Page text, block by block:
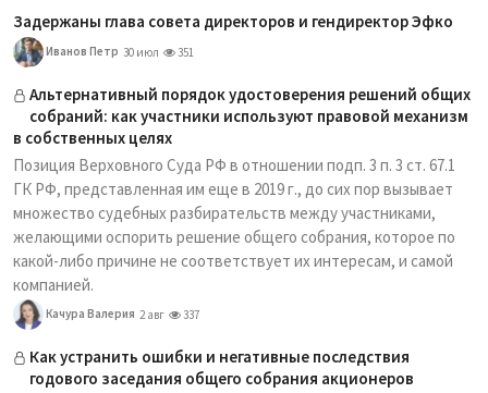
Задержаны глава совета директоров и гендиректор Эфко
Иванов Петр 30 июл 351
Альтернативный порядок удостоверения решений общих
собраний: как участники используют правовой механизм
в собственных целях
Позиция Верховного Суда РФ в отношении подп. 3 п. 3 ст. 67.1
ГК РФ, представленная им еще в 2019 г., до сих пор вызывает
множество судебных разбирательств между участниками,
желающими оспорить решение общего собрания, которое по
какой-либо причине не соответствует их интересам, и самой
компанией.
Качура Валерия 2 авг 337
Как устранить ошибки и негативные последствия
годового заседания общего собрания акционеров